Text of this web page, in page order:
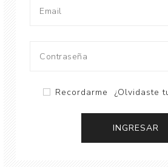
Recordarme ¿Olvidaste